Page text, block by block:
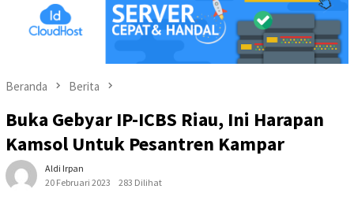
Beranda Berita
Buka Gebyar IP-ICBS Riau, Ini Harapan
Kamsol Untuk Pesantren Kampar
Aldi Irpan
20 Februari 2023
283 Dilihat